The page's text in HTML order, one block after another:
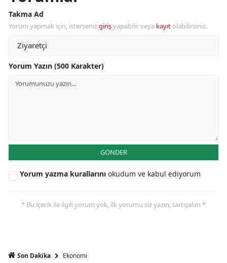
Takma Ad
Yorum yapmak için, istersenizgirişyapabilir veya kayıt olabilirsiniz.
Yorum Yazın (500 Karakter)
GÖNDER
Yorum yazma kurallarını okudum ve kabul ediyorum
* Bu içerik ile ilgili yorum yok, ilk yorumu siz yazın, tartışalım *
Son Dakika Ekonomi